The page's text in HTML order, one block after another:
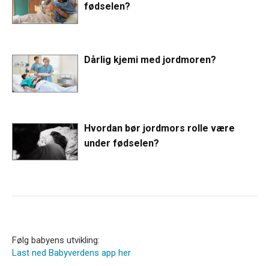
fødselen?
Dårlig kjemi med jordmoren?
Hvordan bør jordmors rolle være
under fødselen?
Følg babyens utvikling:
Last ned Babyverdens app her